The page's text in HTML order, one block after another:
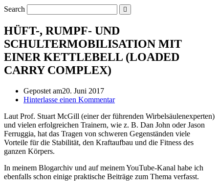
Search
HÜFT-, RUMPF- UND
SCHULTERMOBILISATION MIT
EINER KETTLEBELL (LOADED
CARRY COMPLEX)
Gepostet am20. Juni 2017
Hinterlasse einen Kommentar
Laut Prof. Stuart McGill (einer der führenden Wirbelsäulenexperten)
und vielen erfolgreichen Trainern, wie z. B. Dan John oder Jason
Ferruggia, hat das Tragen von schweren Gegenständen viele
Vorteile für die Stabilität, den Kraftaufbau und die Fitness des
ganzen Körpers.
In meinem Blogarchiv und auf meinem YouTube-Kanal habe ich
ebenfalls schon einige praktische Beiträge zum Thema verfasst.